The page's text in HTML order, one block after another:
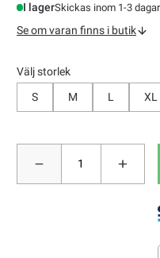
I lagerSkickas inom 1-3 dagar
Se om varan finns i butik
Välj storlek
S
M L XL